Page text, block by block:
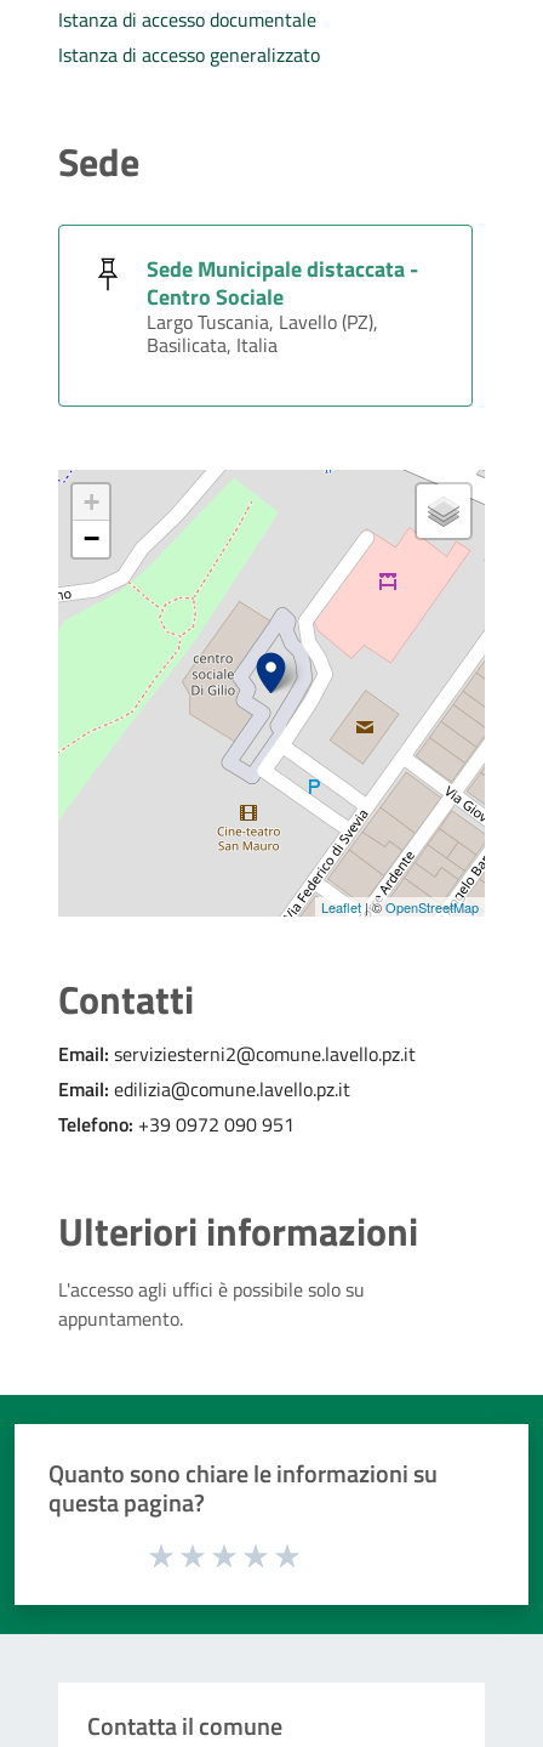
Istanza di accesso documentale
Istanza di accesso generalizzato
Sede
Sede Municipale distaccata -
Centro Sociale
Largo Tuscania, Lavello (PZ),
Basilicata, Italia
+
−
Leaflet| ©OpenStreetMap
Contatti
Email: serviziesterni2@comune.lavello.pz.it
Email: edilizia@comune.lavello.pz.it
Telefono: +39 0972 090 951
Ulteriori informazioni
L'accesso agli uffici è possibile solo su
appuntamento.
Quanto sono chiare le informazioni su
questa pagina?
Valuta da 1 a 5 stelle la pagina
Contatta il comune